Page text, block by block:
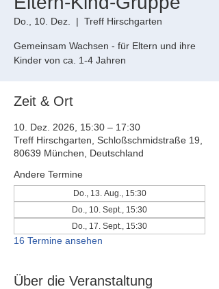
Do., 10. Dez.
  |
Treff Hirschgarten
Gemeinsam Wachsen - für Eltern und ihre
Kinder von ca. 1-4 Jahren
Zeit & Ort
10. Dez. 2026, 15:30 – 17:30
Treff Hirschgarten, Schloßschmidstraße 19,
80639 München, Deutschland
Andere Termine
Do., 13. Aug., 15:30
Do., 10. Sept., 15:30
Do., 17. Sept., 15:30
16 Termine ansehen
Über die Veranstaltung